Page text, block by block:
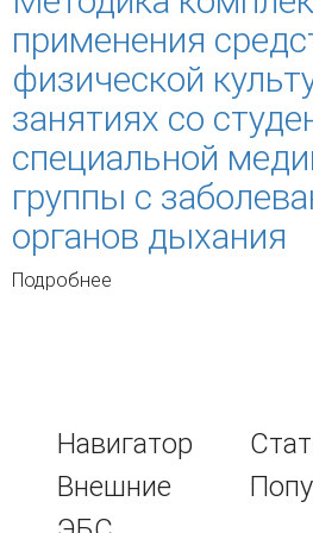
применения
физической
занятиях со
специальной
группы с
органов дыхания
Подробнее
Навигатор
Внешние